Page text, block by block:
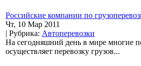
Российские компании по
Чт, 10 Мар 2011
| Рубрика: Автоперевозки
На сегодняшний день в мире многие
осуществляет перевозку грузов...